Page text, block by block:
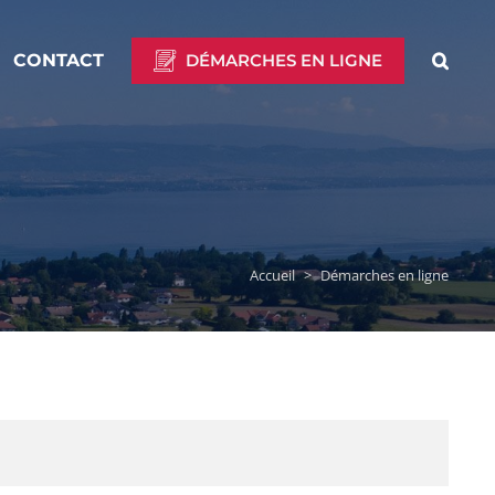
CONTACT DÉMARCHES EN LIGNE
Accueil > Démarches en ligne